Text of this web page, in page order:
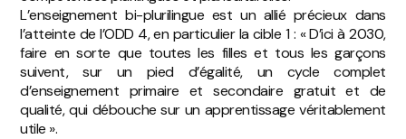
L’enseignement bi-plurilingue est un allié précieux dans
l’atteinte de l’ODD 4, en particulier la cible 1 : « D’ici à 2030,
faire en sorte que toutes les filles et tous les garçons
suivent, sur un pied d’égalité, un cycle complet
d’enseignement primaire et secondaire gratuit et de
qualité, qui débouche sur un apprentissage véritablement
utile ».